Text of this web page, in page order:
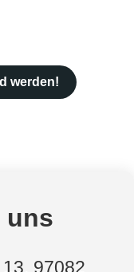
werden!
uns
97082